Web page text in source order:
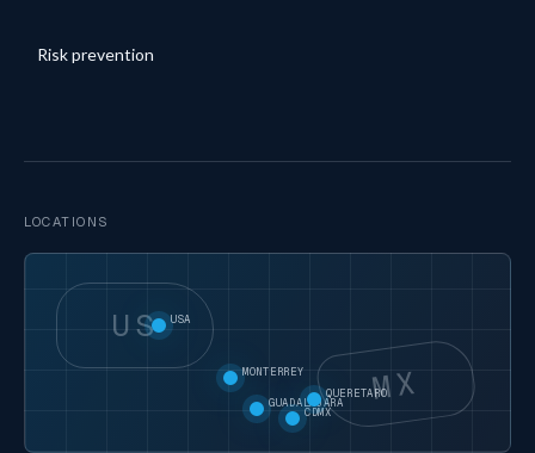
Risk prevention
LOCATIONS
US
MX
USA
MONTERREY
GUADALAJARA
CDMX
QUERETARO